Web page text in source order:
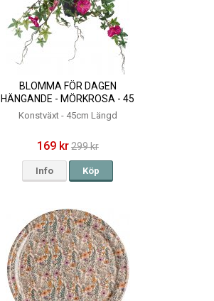
BLOMMA FÖR DAGEN
HÄNGANDE - MÖRKROSA - 45
CM
Konstväxt - 45cm Längd
169 kr299 kr
Info Köp